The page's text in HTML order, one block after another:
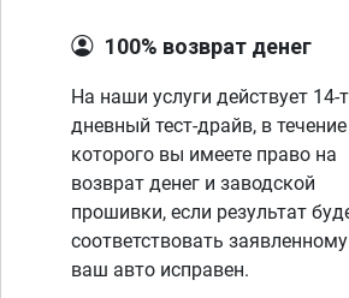
100% возврат денег
На наши услуги действует 14-
дневный тест-драйв, в течение
которого вы имеете право на
возврат денег и заводской
прошивки, если результат
соответствовать
ваш авто исправен.